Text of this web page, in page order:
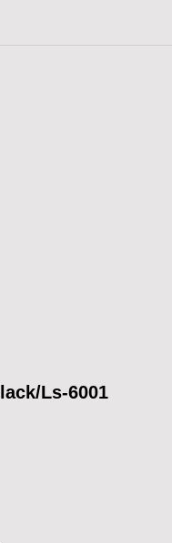
Ls-6001